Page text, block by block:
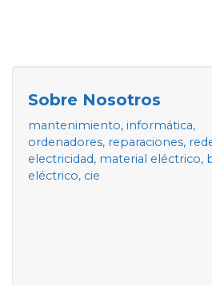
Sobre Nosotros
mantenimiento, informática,
ordenadores, reparaciones,
electricidad, material eléctrico,
eléctrico, cie